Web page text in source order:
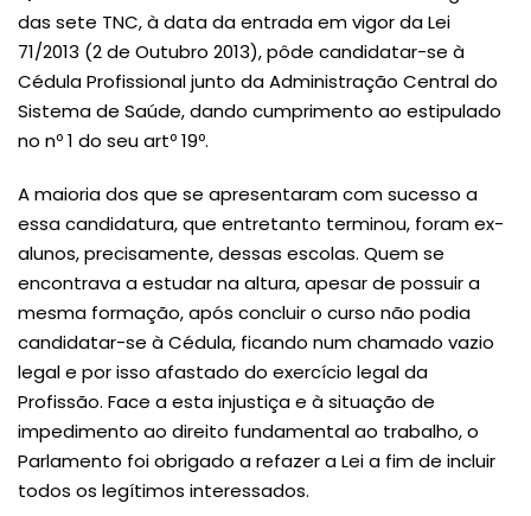
das sete TNC, à data da entrada em vigor da Lei
71/2013 (2 de Outubro 2013), pôde candidatar-se à
Cédula Profissional junto da Administração Central do
Sistema de Saúde, dando cumprimento ao estipulado
no nº 1 do seu artº 19º.
A maioria dos que se apresentaram com sucesso a
essa candidatura, que entretanto terminou, foram ex-
alunos, precisamente, dessas escolas. Quem se
encontrava a estudar na altura, apesar de possuir a
mesma formação, após concluir o curso não podia
candidatar-se à Cédula, ficando num chamado vazio
legal e por isso afastado do exercício legal da
Profissão. Face a esta injustiça e à situação de
impedimento ao direito fundamental ao trabalho, o
Parlamento foi obrigado a refazer a Lei a fim de incluir
todos os legítimos interessados.